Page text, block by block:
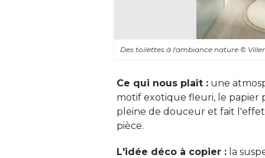
Des toilettes à l'ambiance nature©
Ce qui nous plaît : une
motif exotique fleuri, le papier
pleine de douceur et fait
pièce.
L'idée déco à copier : la